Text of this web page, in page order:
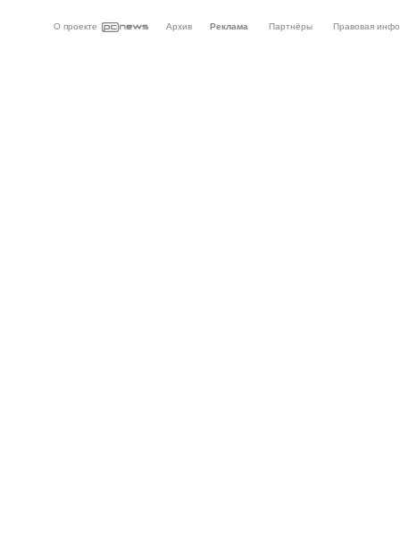
О проекте Архив Реклама Партнёры Правовая